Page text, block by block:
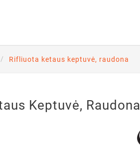
Rifliuota ketaus keptuvė, raudona
Keptuvė, Raudona